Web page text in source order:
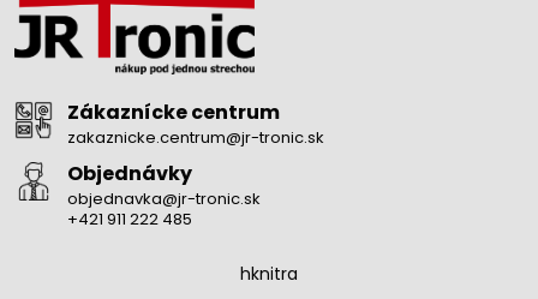
Zákaznícke centrum
zakaznicke.centrum@jr-tronic.sk
Objednávky
objednavka@jr-tronic.sk
+421 911 222 485
hknitra